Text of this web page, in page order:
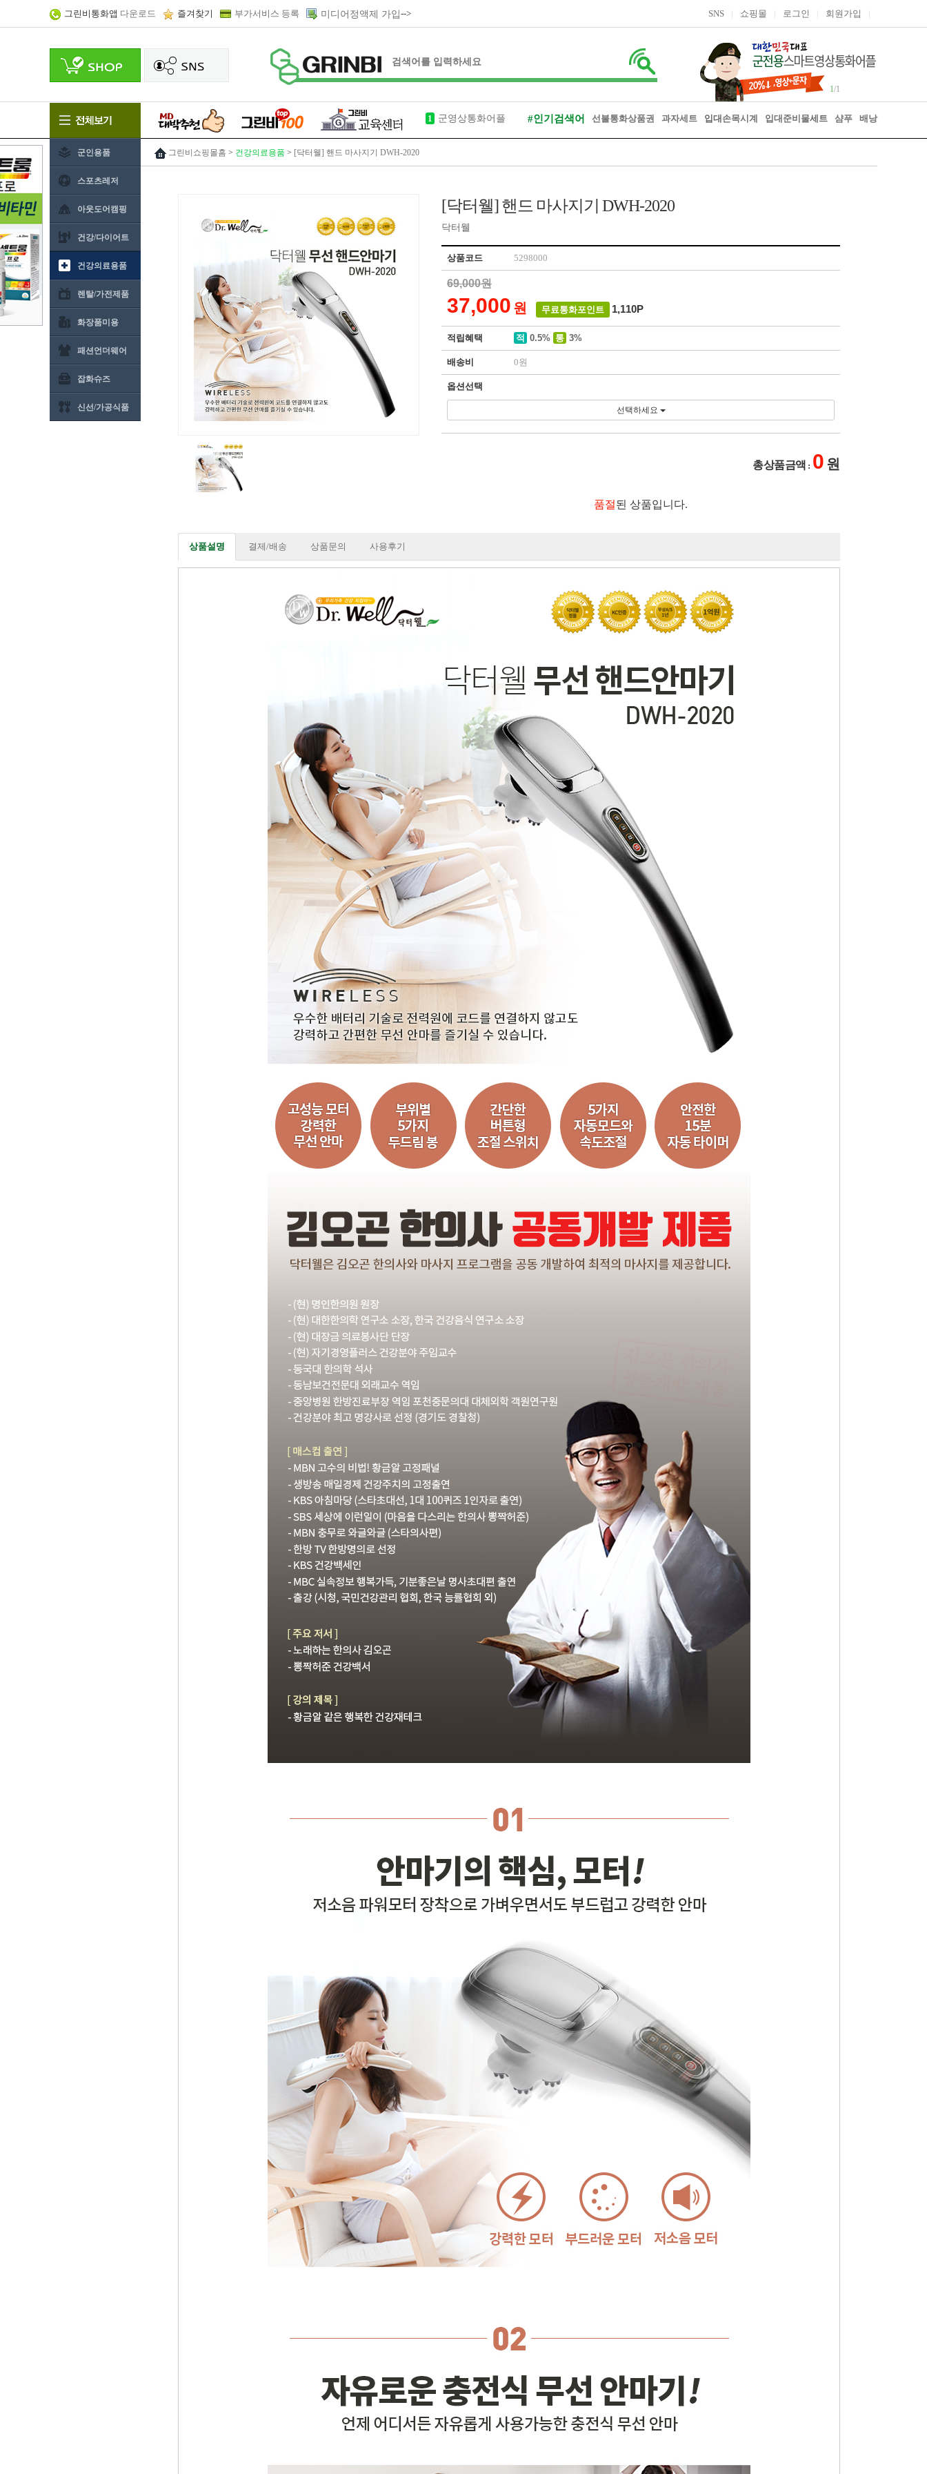
그린비통화앱 다운로드 즐겨찾기 부가서비스 등록 미디어정액제 가입 SNS 쇼핑몰 로그인 회원가입
-->
1/1
1
군영상통화어플
헤어샴푸
제대모자
#인기검색어 선불통화상품권 과자세트 입대 손목시계 입대준비물세트 샴푸 배낭
군인용품
스포츠레저
아웃도어캠핑
건강/다이어트
건강의료용품
렌탈/가전제품
화장품미용
패션언더웨어
잡화슈즈
신선/가공식품
그린비쇼핑몰홈 > 건강의료용품 > [닥터웰] 핸드 마사지기 DWH-2020
[닥터웰] 핸드 마사지기 DWH-2020
닥터웰
상품코드 5298000
69,000원
37,000 원 무료통화포인트 1,110P
적립혜택 적 0.5% 통 3%
배송비 0원
옵션선택
선택하세요
총 상품 금액 : 0 원
품절된 상품입니다.
상품설명 결제/배송 상품문의 사용후기